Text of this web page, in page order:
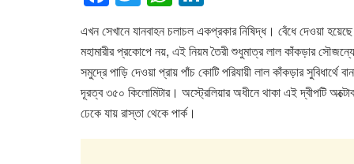
a
c
e
b
o
o
wi
tt
er
h
at
s
A
p
p
n
k
e
dI
এখন সেখানে যানবাহন চলাচল একপ্রকার নিষিদ্ধ। বেঁধে দেওয়া
মহামারীর প্রকোপে নয়, এই নিয়ম তৈরী শুধুমাত্র লাল কাঁকড়ার
সমুদ্রে পাড়ি দেওয়া প্রায় পাঁচ কোটি পরিযায়ী লাল কাঁকড়ার সুবিধার্থে
দূরত্ব ৩৫০ কিলোমিটার। অস্ট্রেলিয়ার অধীনে থাকা এই দ্বীপটি
ঢেকে যায় রাস্তা থেকে পার্ক।